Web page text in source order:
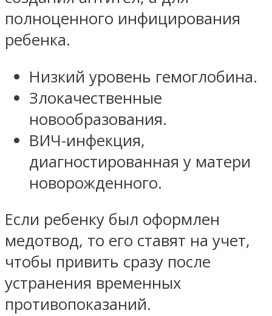
полноценного инфицирования
ребенка.
Низкий уровень гемоглобина.
Злокачественные
новообразования.
ВИЧ-инфекция,
диагностированная у матери
новорожденного.
Если ребенку был оформлен
медотвод, то его ставят на учет,
чтобы привить сразу после
устранения временных
противопоказаний.